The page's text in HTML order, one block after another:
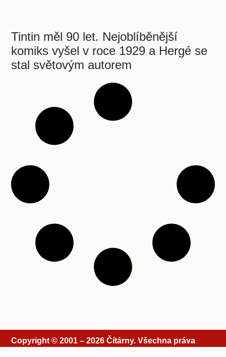
Tintin měl 90 let. Nejoblíběnější
komiks vyšel v roce 1929 a Hergé se
stal světovým autorem
Copyright © 2001 – 2026 Čítárny. Všechna práva